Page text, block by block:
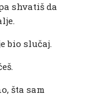
shvatiš da
bio slučaj.
šta sam